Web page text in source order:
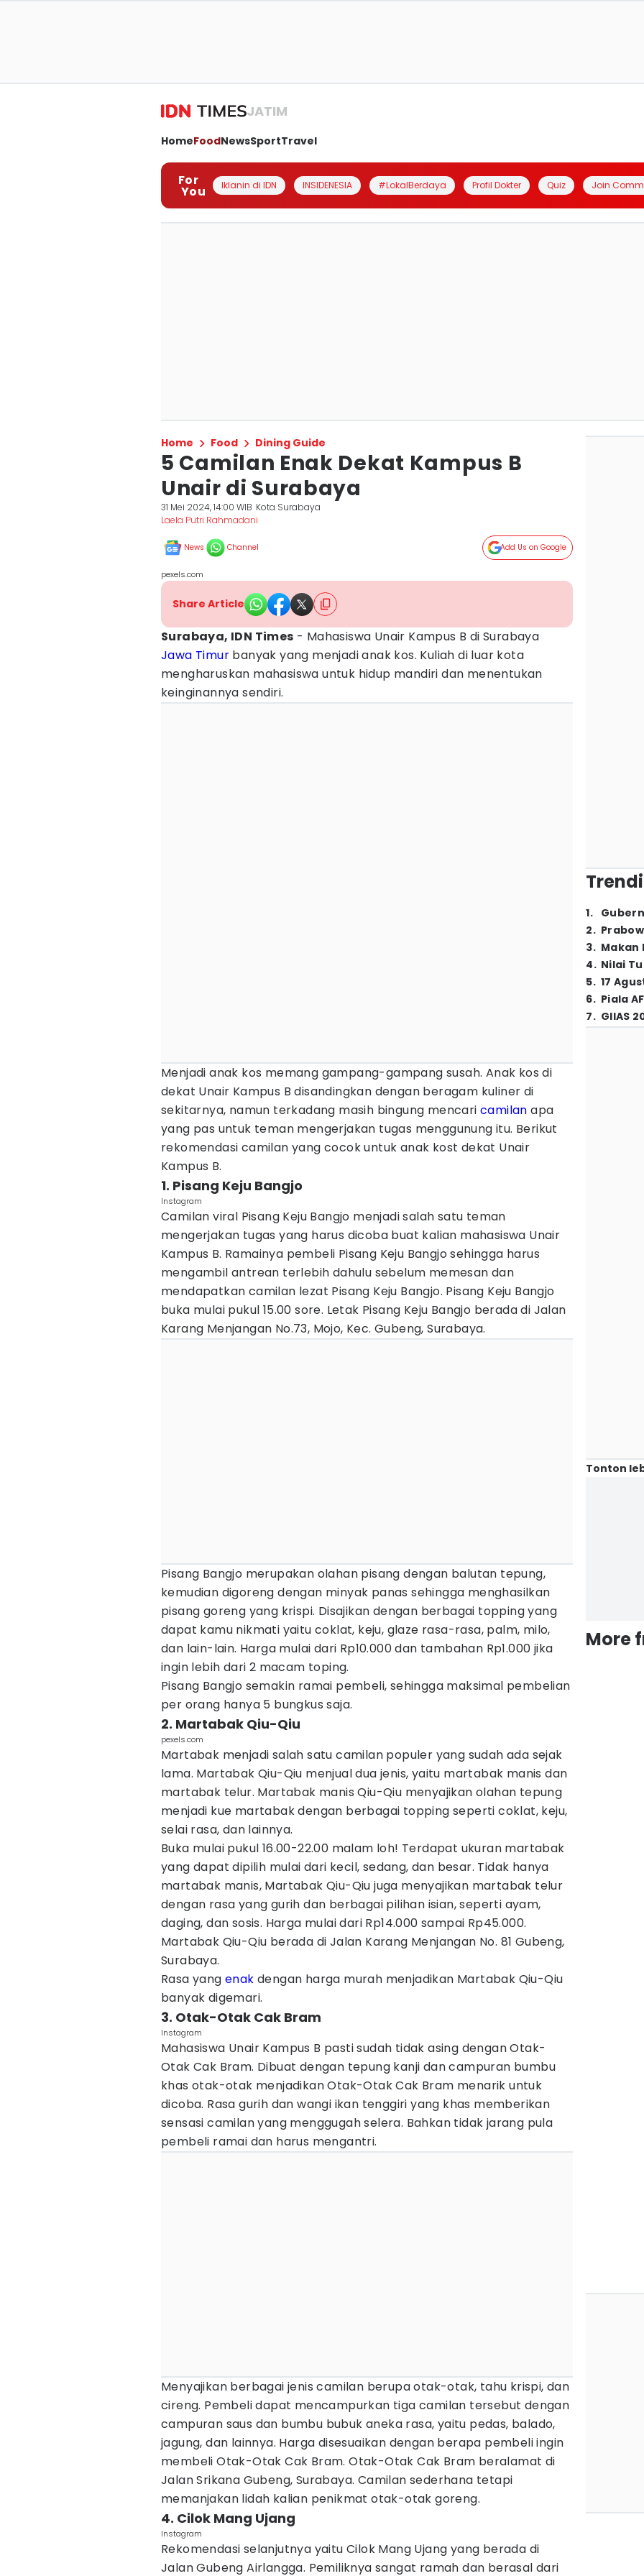
JATIM
HomeFoodNewsSportTravel
For
You Iklanin di IDN INSIDENESIA #LokalBerdaya Profil Dokter Quiz Join
Home Food Dining Guide
5 Camilan Enak Dekat Kampus B
Unair di Surabaya
31 Mei 2024, 14:00 WIB Kota Surabaya
Laela Putri Rahmadani
News Channel Add Us on Google
pexels.com
Share Article
Surabaya, IDN Times - Mahasiswa Unair Kampus B di Surabaya
Jawa Timur banyak yang menjadi anak kos. Kuliah di luar kota
mengharuskan mahasiswa untuk hidup mandiri dan menentukan
keinginannya sendiri.
Menjadi anak kos memang gampang-gampang susah. Anak kos di
dekat Unair Kampus B disandingkan dengan beragam kuliner di
sekitarnya, namun terkadang masih bingung mencari camilan apa
yang pas untuk teman mengerjakan tugas menggunung itu. Berikut
rekomendasi camilan yang cocok untuk anak kost dekat Unair
Kampus B.
1. Pisang Keju Bangjo
Instagram
Camilan viral Pisang Keju Bangjo menjadi salah satu teman
mengerjakan tugas yang harus dicoba buat kalian mahasiswa Unair
Kampus B. Ramainya pembeli Pisang Keju Bangjo sehingga harus
mengambil antrean terlebih dahulu sebelum memesan dan
mendapatkan camilan lezat Pisang Keju Bangjo. Pisang Keju Bangjo
buka mulai pukul 15.00 sore. Letak Pisang Keju Bangjo berada di Jalan
Karang Menjangan No.73, Mojo, Kec. Gubeng, Surabaya.
Pisang Bangjo merupakan olahan pisang dengan balutan tepung,
kemudian digoreng dengan minyak panas sehingga menghasilkan
pisang goreng yang krispi. Disajikan dengan berbagai topping yang
dapat kamu nikmati yaitu coklat, keju, glaze rasa-rasa, palm, milo,
dan lain-lain. Harga mulai dari Rp10.000 dan tambahan Rp1.000 jika
ingin lebih dari 2 macam toping.
Pisang Bangjo semakin ramai pembeli, sehingga maksimal pembelian
per orang hanya 5 bungkus saja.
2. Martabak Qiu-Qiu
pexels.com
Martabak menjadi salah satu camilan populer yang sudah ada sejak
lama. Martabak Qiu-Qiu menjual dua jenis, yaitu martabak manis dan
martabak telur. Martabak manis Qiu-Qiu menyajikan olahan tepung
menjadi kue martabak dengan berbagai topping seperti coklat, keju,
selai rasa, dan lainnya.
Buka mulai pukul 16.00-22.00 malam loh! Terdapat ukuran martabak
yang dapat dipilih mulai dari kecil, sedang, dan besar. Tidak hanya
martabak manis, Martabak Qiu-Qiu juga menyajikan martabak telur
dengan rasa yang gurih dan berbagai pilihan isian, seperti ayam,
daging, dan sosis. Harga mulai dari Rp14.000 sampai Rp45.000.
Martabak Qiu-Qiu berada di Jalan Karang Menjangan No. 81 Gubeng,
Surabaya.
Rasa yangenak dengan harga murah menjadikan Martabak Qiu-Qiu
banyak digemari.
3. Otak-Otak Cak Bram
Instagram
Mahasiswa Unair Kampus B pasti sudah tidak asing dengan Otak-
Otak Cak Bram. Dibuat dengan tepung kanji dan campuran bumbu
khas otak-otak menjadikan Otak-Otak Cak Bram menarik untuk
dicoba. Rasa gurih dan wangi ikan tenggiri yang khas memberikan
sensasi camilan yang menggugah selera. Bahkan tidak jarang pula
pembeli ramai dan harus mengantri.
Menyajikan berbagai jenis camilan berupa otak-otak, tahu krispi, dan
cireng. Pembeli dapat mencampurkan tiga camilan tersebut dengan
campuran saus dan bumbu bubuk aneka rasa, yaitu pedas, balado,
jagung, dan lainnya. Harga disesuaikan dengan berapa pembeli ingin
membeli Otak-Otak Cak Bram. Otak-Otak Cak Bram beralamat di
Jalan Srikana Gubeng, Surabaya. Camilan sederhana tetapi
memanjakan lidah kalian penikmat otak-otak goreng.
4. Cilok Mang Ujang
Instagram
Rekomendasi selanjutnya yaitu Cilok Mang Ujang yang berada di
Jalan Gubeng Airlangga. Pemiliknya sangat ramah dan berasal dari
1.
2.
3. Makan
4. Nilai
5. 17
6. Piala
7. GIIAS
Tonton
More